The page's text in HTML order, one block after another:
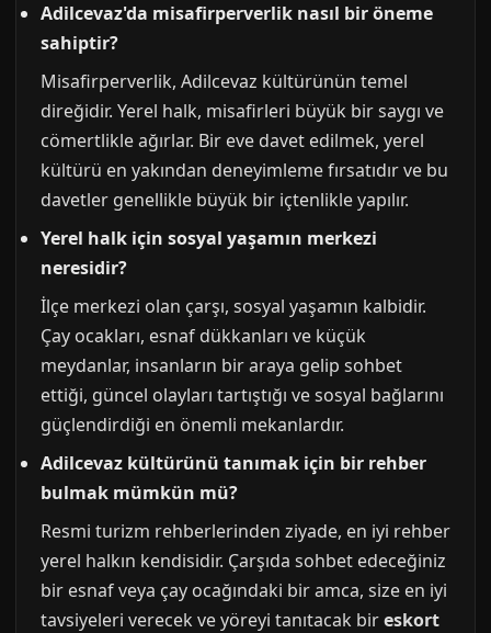
Adilcevaz'da misafirperverlik nasıl bir öneme
sahiptir?
Misafirperverlik, Adilcevaz kültürünün temel
direğidir. Yerel halk, misafirleri büyük bir saygı ve
cömertlikle ağırlar. Bir eve davet edilmek, yerel
kültürü en yakından deneyimleme fırsatıdır ve bu
davetler genellikle büyük bir içtenlikle yapılır.
Yerel halk için sosyal yaşamın merkezi
neresidir?
İlçe merkezi olan çarşı, sosyal yaşamın kalbidir.
Çay ocakları, esnaf dükkanları ve küçük
meydanlar, insanların bir araya gelip sohbet
ettiği, güncel olayları tartıştığı ve sosyal bağlarını
güçlendirdiği en önemli mekanlardır.
Adilcevaz kültürünü tanımak için bir rehber
bulmak mümkün mü?
Resmi turizm rehberlerinden ziyade, en iyi rehber
yerel halkın kendisidir. Çarşıda sohbet edeceğiniz
bir esnaf veya çay ocağındaki bir amca, size en iyi
tavsiyeleri verecek ve yöreyi tanıtacak bireskort